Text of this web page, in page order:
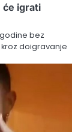
će igrati
bez
doigravanje